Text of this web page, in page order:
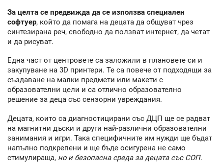
За целта се предвижда да се използва специален
софтуер, който да помага на децата да общуват чрез
синтезирана реч, свободно да ползват интернет, да четат
и да рисуват.
Една част от центровете са заложили в плановете си и
закупуване на 3D принтери. Те са повече от подходящи за
създаване на малки предмети или макети с
образователни цели и са отлично образователно
решение за деца със сензорни увреждания.
Децата, които са диагностицирани със ДЦП ще се радват
на магнитни дъски и други най-различни образователни
занимания и игри. Така специфичните им нужди ще бъдат
напълно подкрепени и ще бъде осигурена не само
стимулираща, но и безопасна среда за децата със СОП.